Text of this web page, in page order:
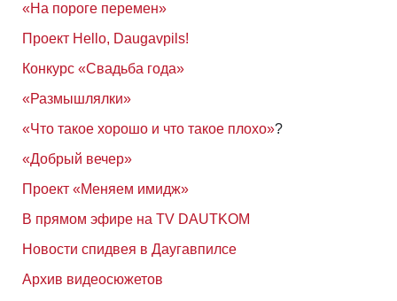
«На пороге перемен»
Проект Hello, Daugavpils!
Конкурс «Свадьба года»
«Размышлялки»
«Что такое хорошо и что такое плохо»?
«Добрый вечер»
Проект «Меняем имидж»
В прямом эфире на TV DAUTKOM
Новости спидвея в Даугавпилсе
Архив видеосюжетов